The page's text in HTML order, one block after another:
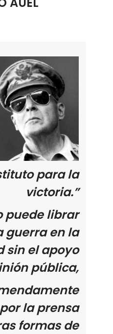
para la
victoria.”
puede librar
guerra en la
sin el apoyo
pública,
la prensa
formas de